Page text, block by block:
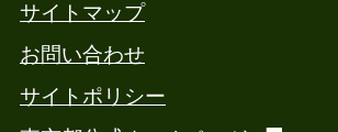
サイトマップ
お問い合わせ
サイトポリシー